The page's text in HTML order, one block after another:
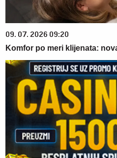
09. 07. 2026 09:20
Komfor po meri klijenata: